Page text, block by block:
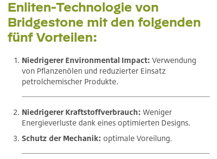
Enliten-Technologie von
Bridgestone mit den folgenden
fünf Vorteilen:
Niedrigerer Environmental Impact: Verwendung
von Pflanzenölen und reduzierter Einsatz
petrolchemischer Produkte.
Niedrigerer Kraftstoffverbrauch: Weniger
Energieverluste dank eines optimierten Designs.
Schutz der Mechanik: optimale Voreilung.